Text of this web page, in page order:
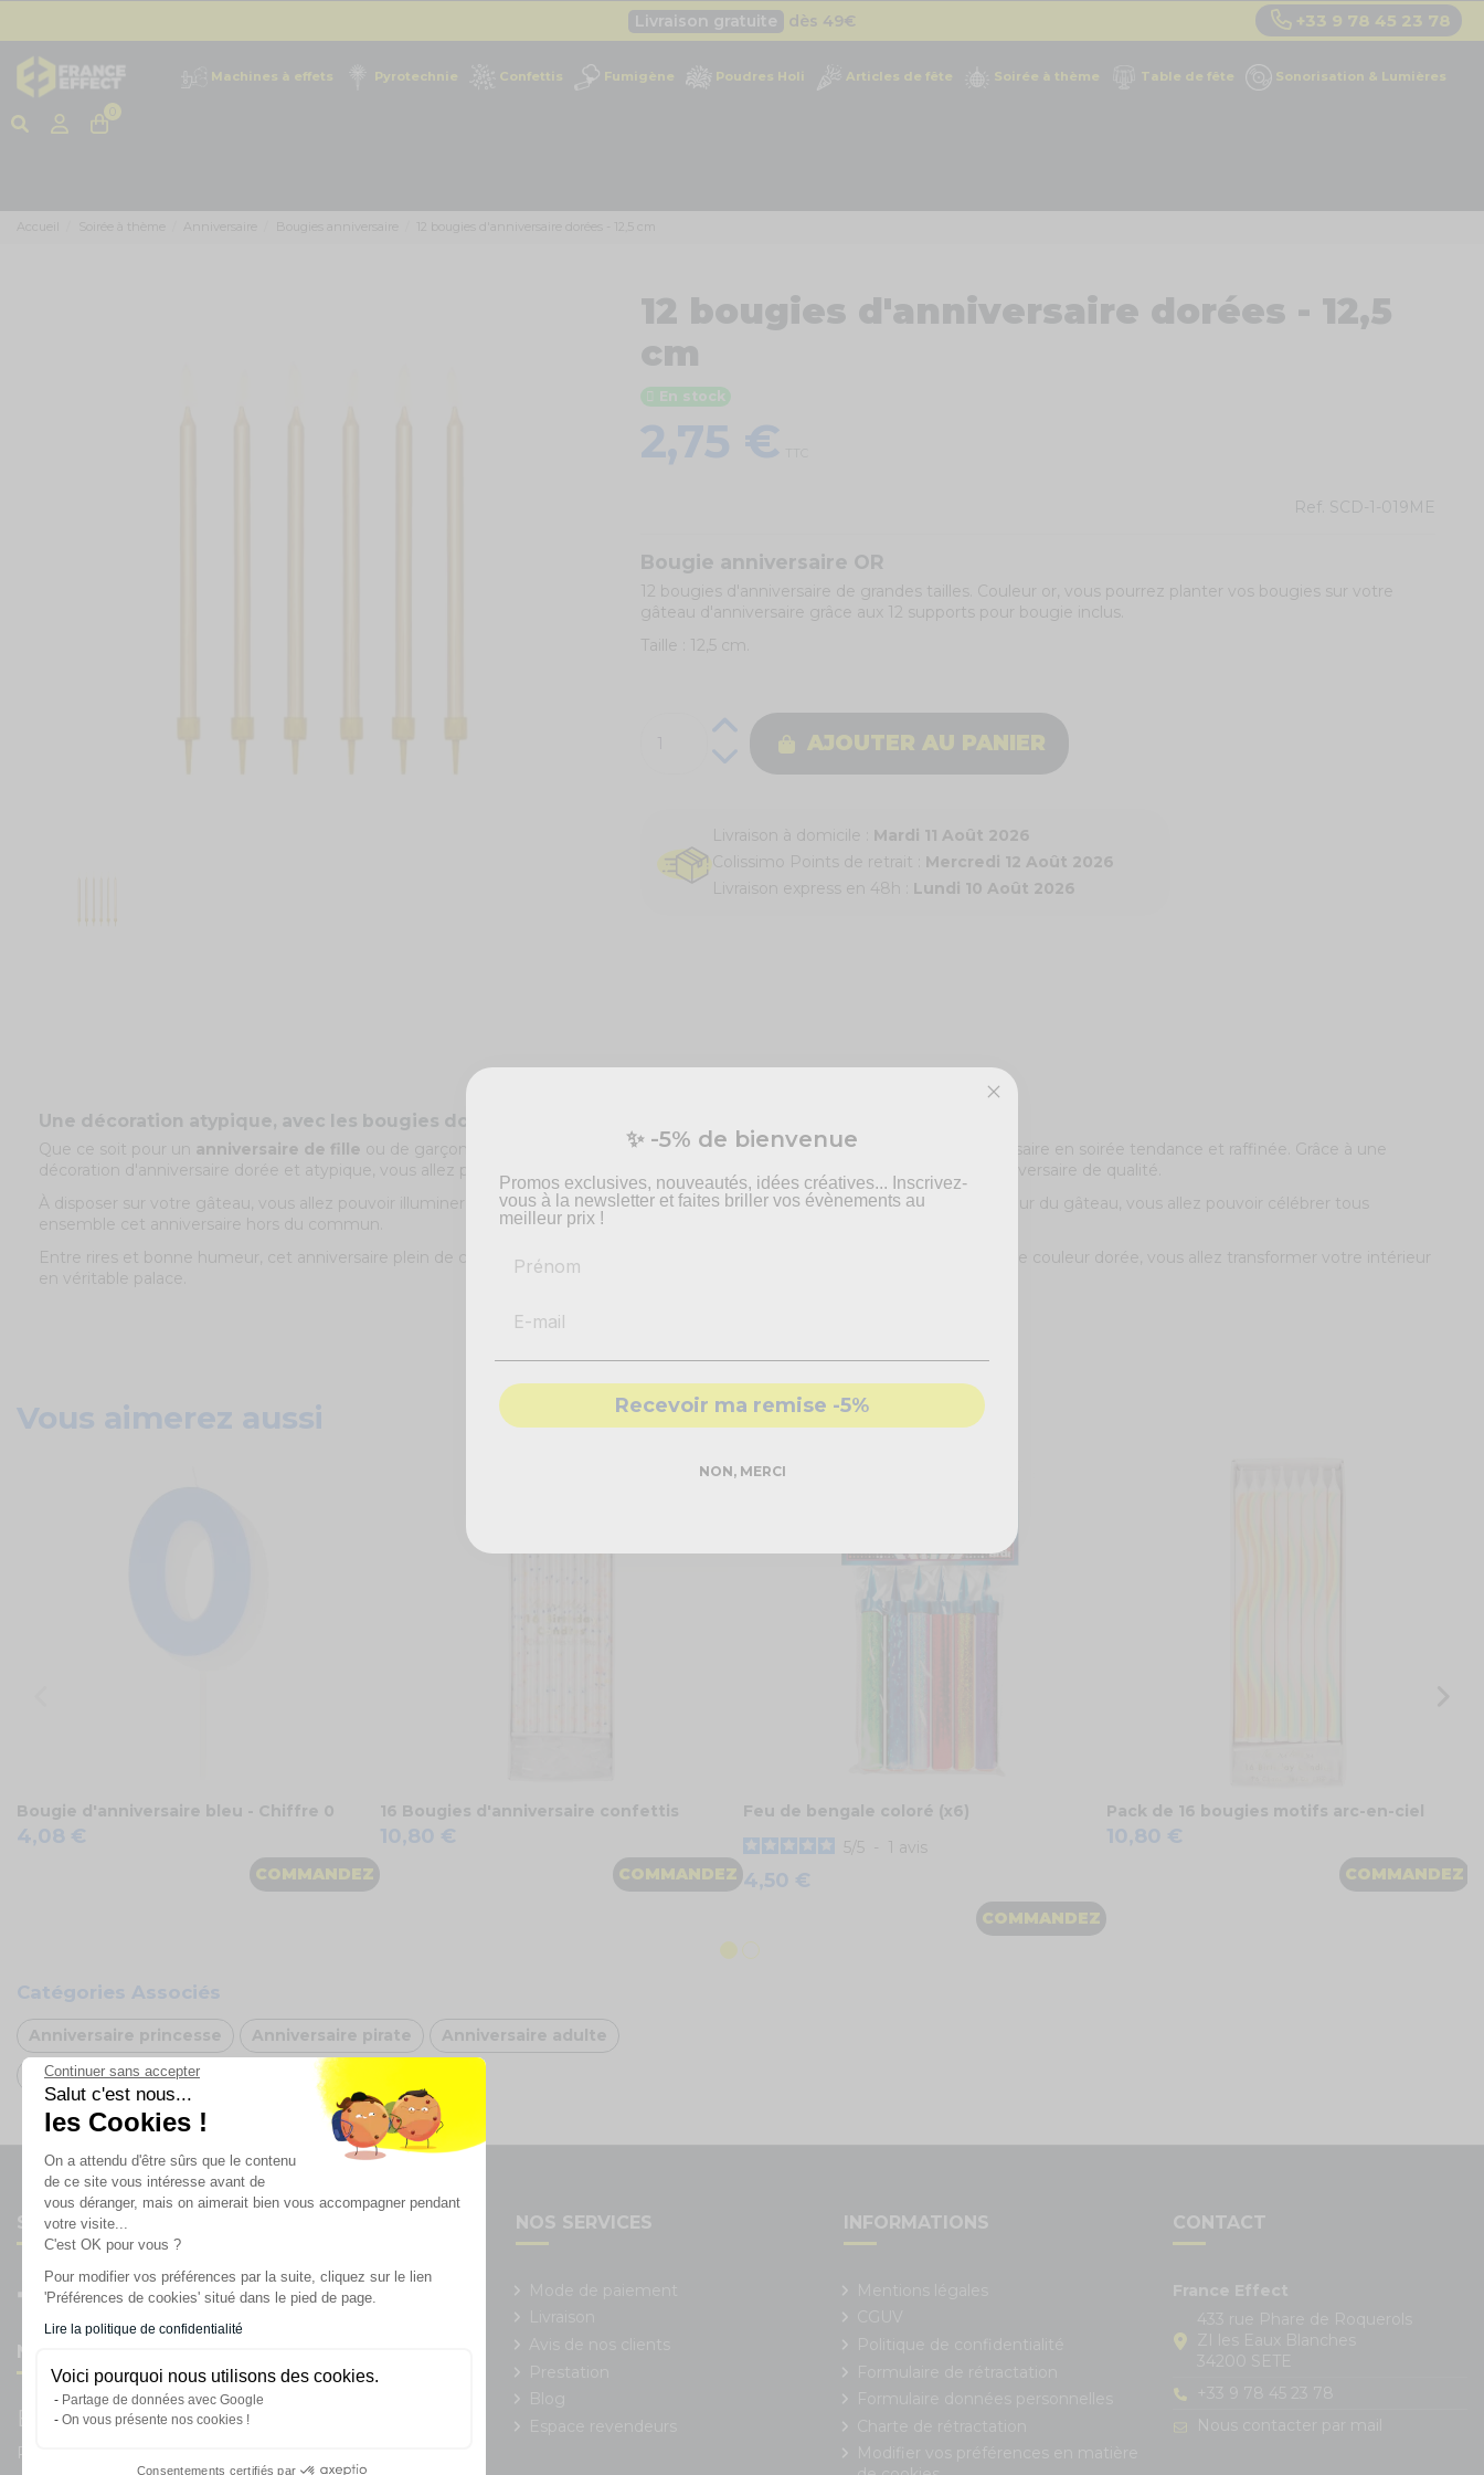
Continuer sans accepter
Salut c'est nous...
les Cookies !
On a attendu d'être sûrs que le contenu
de ce site vous intéresse avant de
vous déranger, mais on aimerait bien vous accompagner pendant
votre visite...
C'est OK pour vous ?
Pour modifier vos préférences par la suite, cliquez sur le lien
'Préférences de cookies' situé dans le pied de page.
Lire la politique de confidentialité
Voici pourquoi nous utilisons des cookies.
Partage de données avec Google
On vous présente nos cookies !
Consentements certifiés par
Livraison gratuite dès 49€
+33 9 78 45 23 78
Machines à effets Pyrotechnie Confettis Fumigène Poudres Holi Articles de fête Soirée à thème Table de fête Sonorisation & Lumières
Accueil Soirée à thème Anniversaire Bougies anniversaire 12 bougies d'anniversaire dorées - 12,5 cm
12 bougies d'anniversaire dorées - 12,5
cm
En stock
2,75 €
Ref. SCD-1-019ME
Bougie anniversaire OR
12 bougies d'anniversaire de grandes tailles. Couleur or, vous pourrez planter vos bougies sur votre
gâteau d'anniversaire grâce aux 12 supports pour bougie inclus.
Taille : 12,5 cm.
AJOUTER AU PANIER
Livraison à domicile : Mardi 11 Août 2026
Colissimo Points de retrait : Mercredi 12 Août 2026
Livraison express en 48h : Lundi 10 Août 2026
Une décoration atypique, avec les bougies dorées !
Que ce soit pour un anniversaire de fille ou de garçon, les bougies doréessont le moyen idéal de transformer votre anniversaire en soirée tendance et raffinée. Grâce à une
décoration d'anniversaire dorée et atypique, vous allez pouvoir mettre en valeur votre intérieur et proposer à vos invités un anniversaire de qualité.
À disposer sur votre gâteau, vous allez pouvoir illuminer votre intérieur et proposer une animation, riche en émotions. Tous autour du gâteau, vous allez pouvoir célébrer tous
ensemble cet anniversaire hors du commun.
Entre rires et bonne humeur, cet anniversaire plein de couleurs, va plaire autant aux petits qu'aux grands. Grâce à des touches de couleur dorée, vous allez transformer votre intérieur
en véritable palace.
Vous aimerez aussi
Bougie d'anniversaire bleu - Chiffre 0
4,08 €
COMMANDEZ
16 Bougies d'anniversaire confettis
10,80 €
COMMANDEZ
Feu de bengale coloré (x6)
5 5 - 1 avis
4,50 €
COMMANDEZ
Pack de 16 bougies motifs arc-en-ciel
10,80 €
COMMANDEZ
Catégories Associés
Anniversaire princesse Anniversaire pirate
Anniversaire adulte
Oh FX
Suivez-nous
Newsletter
Enregistrez vous à la newsletter
Restez à l'actualité sur nos produits et les offres du moment
NOS SERVICES INFORMATIONS CONTACT
✨ -5% de bienvenue
Promos exclusives, nouveautés, idées créatives... Inscrivez-
vous à la newsletter et faites briller vos évènements au
meilleur prix !
Prénom
Recevoir ma remise -5%
NON, MERCI